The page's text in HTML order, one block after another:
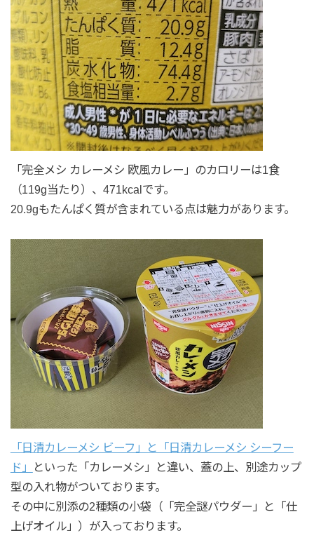
「完全メシ カレーメシ 欧風カレー」のカロリーは1食
（119g当たり）、471kcalです。
20.9gもたんぱく質が含まれている点は魅力があります。
「日清カレーメシ ビーフ」と「日清カレーメシ シーフー
ド」
といった「カレーメシ」と違い、蓋の上、別途カップ
型の入れ物がついております。
その中に別添の2種類の小袋（「完全謎パウダー」と「仕
上げオイル」）が入っております。